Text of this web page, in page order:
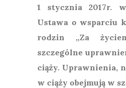
1 stycznia 2017r.
Ustawa o wsparciu
rodzin „Za
szczególne
ciąży. Uprawnienia,
w ciąży obejmują w